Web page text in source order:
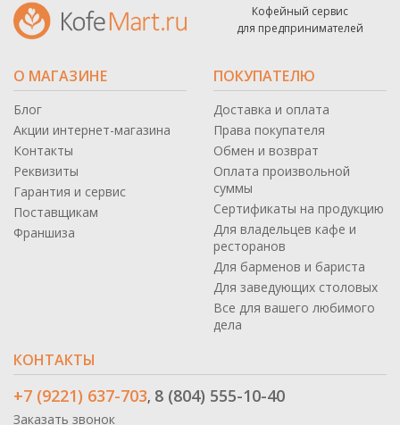
Кофейный сервис
для предпринимателей
О МАГАЗИНЕ
Блог
Акции интернет-магазина
Контакты
Реквизиты
Гарантия и сервис
Поставщикам
Франшиза
ПОКУПАТЕЛЮ
Доставка и оплата
Права покупателя
Обмен и возврат
Оплата произвольной
суммы
Сертификаты на продукцию
Для владельцев кафе и
ресторанов
Для барменов и бариста
Для заведующих столовых
Все для вашего любимого
дела
КОНТАКТЫ
+7 (9221) 637-703, 8 (804) 555-10-40
Заказать звонок